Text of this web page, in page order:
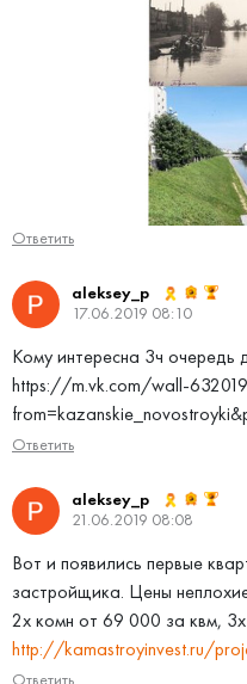
Ответить
aleksey_p
17.06.2019 08:10
Кому интересна 3ч
https://m.vk.com/wall-
Ответить
aleksey_p
21.06.2019 08:08
Вот и появились первые
застройщика. Цены
2х комн от 69 000 за квм,
http://kamastroyinvest.ru/
Ответить